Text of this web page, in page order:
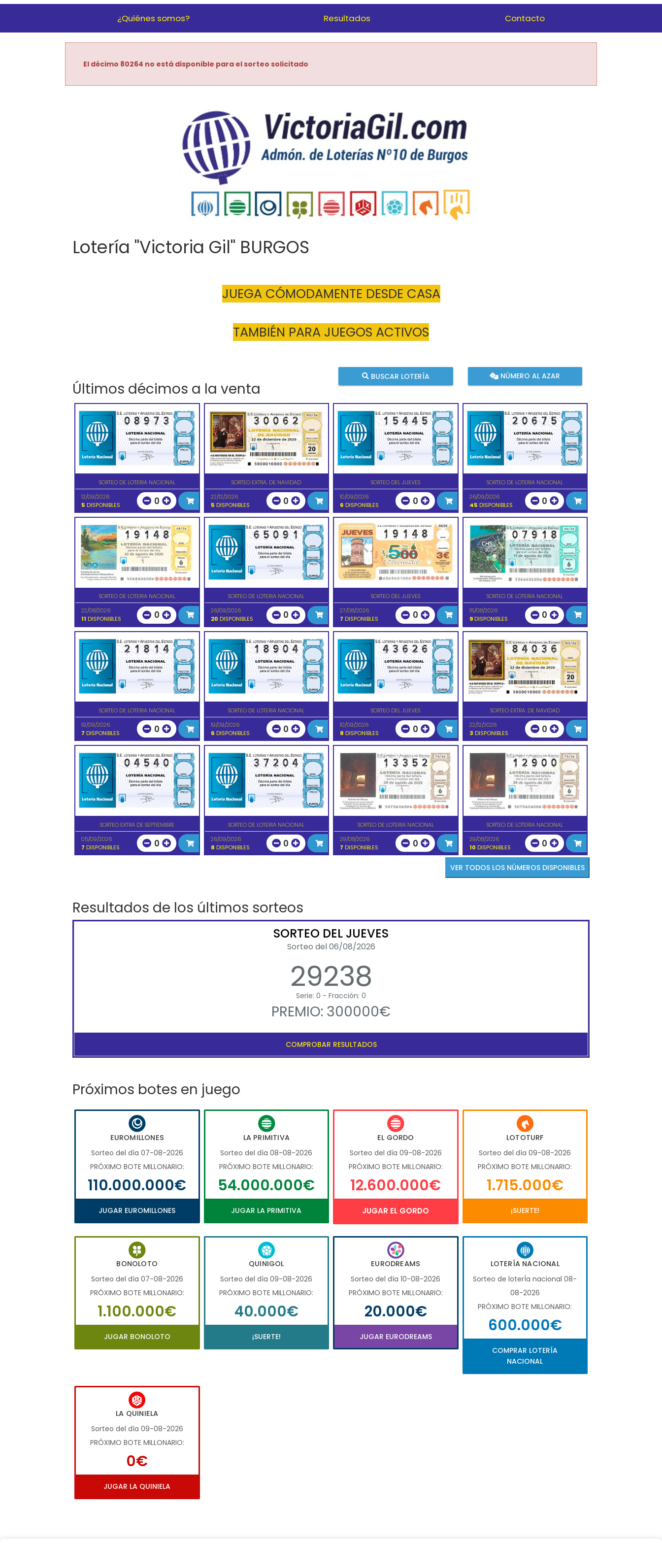
¿Quiénes somos? Resultados Contacto
El décimo 80264 no está disponible para el sorteo solicitado
Lotería "Victoria Gil" BURGOS
JUEGA CÓMODAMENTE DESDE CASA
TAMBIÉN PARA JUEGOS ACTIVOS
Últimos décimos a la venta
BUSCAR LOTERÍA NÚMERO AL AZAR
SORTEO DE LOTERIA NACIONAL
12/09/2026
5 DISPONIBLES 0
SORTEO EXTRA. DE NAVIDAD
22/12/2026
5 DISPONIBLES 0
SORTEO DEL JUEVES
10/09/2026
6 DISPONIBLES 0
SORTEO DE LOTERIA NACIONAL
26/09/2026
45 DISPONIBLES 0
SORTEO DE LOTERIA NACIONAL
22/08/2026
11 DISPONIBLES 0
SORTEO DE LOTERIA NACIONAL
26/09/2026
20 DISPONIBLES 0
SORTEO DEL JUEVES
27/08/2026
7 DISPONIBLES 0
SORTEO DE LOTERIA NACIONAL
15/08/2026
9DISPONIBLES 0
SORTEO DE LOTERIA NACIONAL
19/09/2026
7 DISPONIBLES 0
SORTEO DE LOTERIA NACIONAL
19/09/2026
6 DISPONIBLES 0
SORTEO DEL JUEVES
10/09/2026
8 DISPONIBLES 0
SORTEO EXTRA. DE NAVIDAD
22/12/2026
3 DISPONIBLES 0
SORTEO EXTRA DE SEPTIEMBRE
05/09/2026
7 DISPONIBLES 0
SORTEO DE LOTERIA NACIONAL
26/09/2026
8 DISPONIBLES 0
SORTEO DE LOTERIA NACIONAL
29/08/2026
7 DISPONIBLES 0
SORTEO DE LOTERIA NACIONAL
29/08/2026
10 DISPONIBLES 0
VER TODOS LOS NÚMEROS DISPONIBLES
Resultados de los últimos sorteos
SORTEO DEL JUEVES
Sorteo del 06/08/2026
29238
Serie: 0 - Fracción: 0
PREMIO: 300000€
COMPROBAR RESULTADOS
Próximos botes en juego
EUROMILLONES
Sorteo del día 07-08-2026
PRÓXIMO BOTE MILLONARIO:
110.000.000€
JUGAR EUROMILLONES
LA PRIMITIVA
Sorteo del día 08-08-2026
PRÓXIMO BOTE MILLONARIO:
54.000.000€
JUGAR LA PRIMITIVA
EL GORDO
Sorteo del día 09-08-2026
PRÓXIMO BOTE MILLONARIO:
12.600.000€
JUGAR EL GORDO
LOTOTURF
Sorteo del día 09-08-2026
PRÓXIMO BOTE MILLONARIO:
1.715.000€
¡SUERTE!
BONOLOTO
Sorteo del día 07-08-2026
PRÓXIMO BOTE MILLONARIO:
1.100.000€
JUGAR BONOLOTO
QUINIGOL
Sorteo del día 09-08-2026
PRÓXIMO BOTE MILLONARIO:
40.000€
¡SUERTE!
EURODREAMS
Sorteo del día 10-08-2026
PRÓXIMO BOTE MILLONARIO:
20.000€
JUGAR EURODREAMS
LOTERÍA NACIONAL
Sorteo de loterÍa nacional 08-
08-2026
PRÓXIMO BOTE MILLONARIO:
600.000€
COMPRAR LOTERÍA
NACIONAL
LA QUINIELA
Sorteo del día 09-08-2026
PRÓXIMO BOTE MILLONARIO:
0€
JUGAR LA QUINIELA